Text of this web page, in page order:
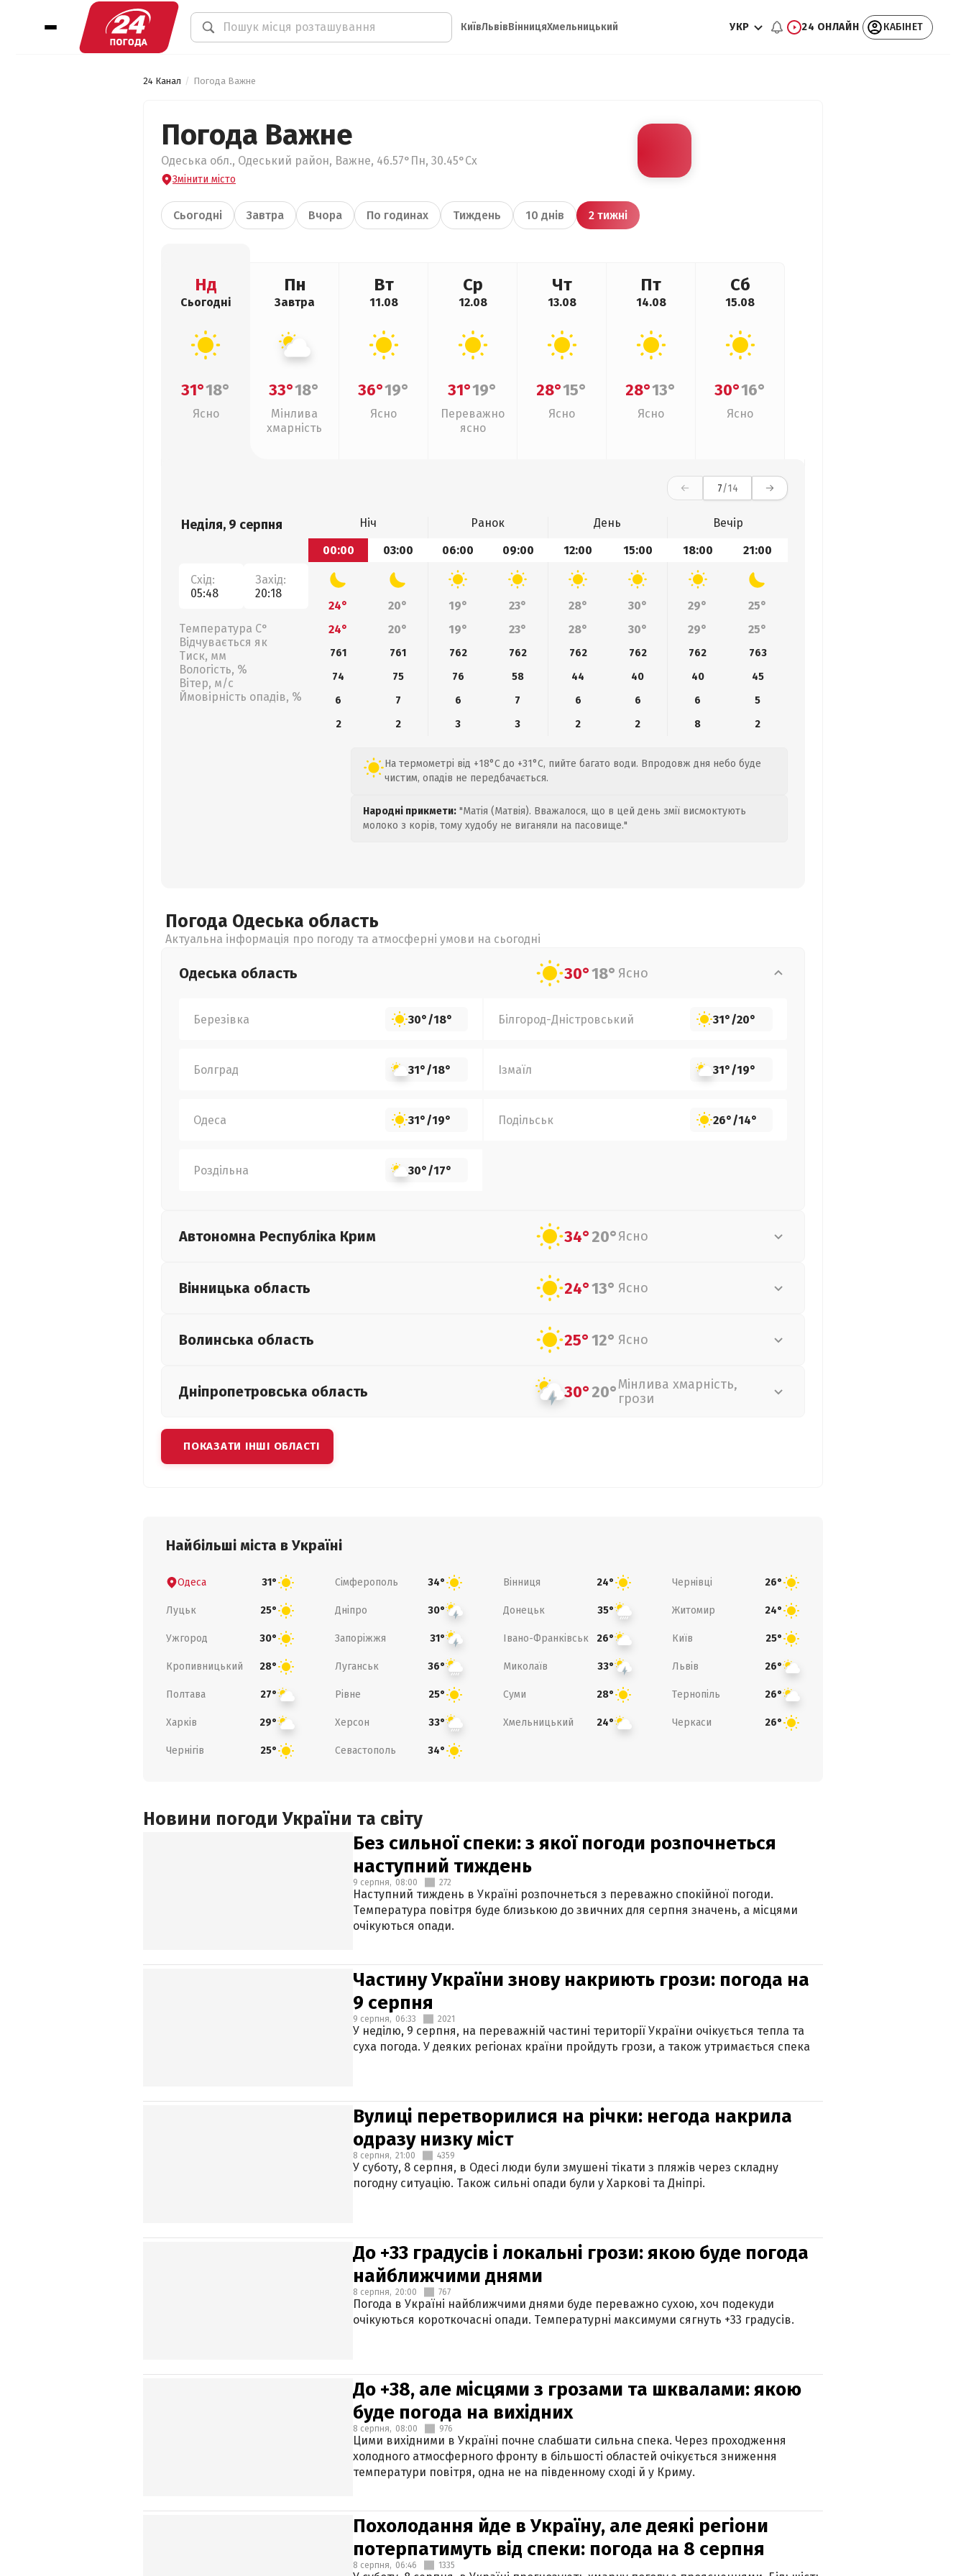
КиївЛьвівВінницяХмельницький УКР 24 ОНЛАЙН КАБІНЕТ
24 Канал Погода Важне
Погода Важне
Одеська обл., Одеський район, Важне, 46.57°Пн, 30.45°Сх
Змінити місто
Сьогодні Завтра Вчора По годинах Тиждень 10 днів 2 тижні
Нд
Сьогодні
31°18°
Ясно
Пн
Завтра
33°18°
Мінлива
хмарність
Вт
11.08
36°19°
Ясно
Ср
12.08
31°19°
Переважно
ясно
Чт
13.08
28°15°
Ясно
Пт
14.08
28°13°
Ясно
Сб
15.08
30°16°
Ясно
7/14
Неділя, 9 серпня
Схід:
05:48
Захід:
20:18
Температура С°
Відчувається як
Тиск, мм
Вологість, %
Вітер, м/с
Ймовірність опадів, %
Ніч Ранок День
Вечір
00:00
03:00 06:00 09:00 12:00 15:00 18:00 21:00
24° 20° 19° 23° 28° 30° 29°
25°
24°
20° 19° 23° 28° 30° 29° 25°
761 761 762 762 762 762 762
763
74
75 76 58 44 40 40
45
6
7 6 7 6 6 6
5
2
2 3 3 2 2 8 2
На термометрі від +18°C до +31°C, пийте багато води. Впродовж дня небо буде
чистим, опадів не передбачається.
Народні прикмети: "Матія (Матвія). Вважалося, що в цей день змії висмоктують
молоко з корів, тому худобу не виганяли на пасовище."
Погода Одеська область
Актуальна інформація про погоду та атмосферні умови на сьогодні
Одеська область 30°18° Ясно
Березівка 30°/18° Білгород-Дністровський 31°/20°
Болград 31°/18° Ізмаїл 31°/19°
Одеса 31°/19° Подільськ 26°/14°
Роздільна 30°/17°
Автономна Республіка Крим 34°20°Ясно
Вінницька область 24°13° Ясно
Волинська область 25°12° Ясно
Дніпропетровська область 30°20°Мінлива хмарність,
грози
ПОКАЗАТИ ІНШІ ОБЛАСТІ
Найбільші міста в Україні
Одеса 31° Сімферополь 34° Вінниця 24° Чернівці 26°
Луцьк 25° Дніпро 30° Донецьк 35° Житомир 24°
Ужгород 30° Запоріжжя 31° Івано-Франківськ 26° Київ 25°
Кропивницький 28° Луганськ 36° Миколаїв 33° Львів 26°
Полтава 27° Рівне 25° Суми 28° Тернопіль 26°
Харків 29° Херсон 33° Хмельницький 24° Черкаси 26°
Чернігів 25° Севастополь 34°
Новини погоди України та світу
Без сильної спеки: з якої погоди розпочнеться
наступний тиждень
9 серпня, 08:00 272
Наступний тиждень в Україні розпочнеться з переважно спокійної погоди.
Температура повітря буде близькою до звичних для серпня значень, а місцями
очікуються опади.
Частину України знову накриють грози: погода на
9 серпня
9 серпня, 06:33 2021
У неділю, 9 серпня, на переважній частині території України очікується тепла та
суха погода. У деяких регіонах країни пройдуть грози, а також утримається спека
Вулиці перетворилися на річки: негода накрила
одразу низку міст
8 серпня, 21:00 4359
У суботу, 8 серпня, в Одесі люди були змушені тікати з пляжів через складну
погодну ситуацію. Також сильні опади були у Харкові та Дніпрі.
До +33 градусів і локальні грози: якою буде погода
найближчими днями
8 серпня, 20:00 767
Погода в Україні найближчими днями буде переважно сухою, хоч подекуди
очікуються короткочасні опади. Температурні максимуми сягнуть +33 градусів.
До +38, але місцями з грозами та шквалами: якою
буде погода на вихідних
8 серпня, 08:00 976
Цими вихідними в Україні почне слабшати сильна спека. Через проходження
холодного атмосферного фронту в більшості областей очікується зниження
температури повітря, одна не на південному сході й у Криму.
Похолодання йде в Україну, але деякі регіони
потерпатимуть від спеки: погода на 8 серпня
8 серпня, 06:46 1335